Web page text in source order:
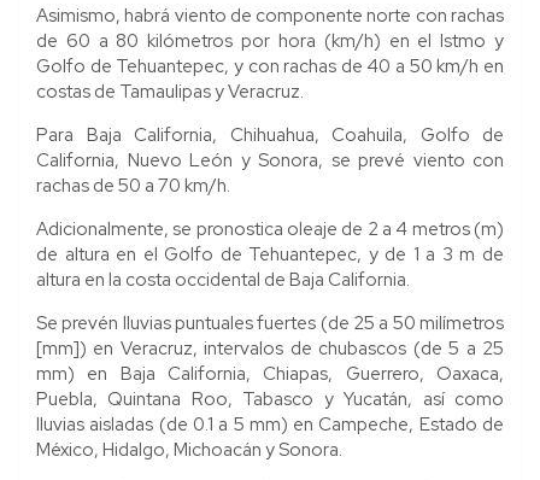
Asimismo, habrá viento de componente norte con rachas
de 60 a 80 kilómetros por hora (km/h) en el Istmo y
Golfo de Tehuantepec, y con rachas de 40 a 50 km/h en
costas de Tamaulipas y Veracruz.
Para Baja California, Chihuahua, Coahuila, Golfo de
California, Nuevo León y Sonora, se prevé viento con
rachas de 50 a 70 km/h.
Adicionalmente, se pronostica oleaje de 2 a 4 metros (m)
de altura en el Golfo de Tehuantepec, y de 1 a 3 m de
altura en la costa occidental de Baja California.
Se prevén lluvias puntuales fuertes (de 25 a 50 milímetros
[mm]) en Veracruz, intervalos de chubascos (de 5 a 25
mm) en Baja California, Chiapas, Guerrero, Oaxaca,
Puebla, Quintana Roo, Tabasco y Yucatán, así como
lluvias aisladas (de 0.1 a 5 mm) en Campeche, Estado de
México, Hidalgo, Michoacán y Sonora.